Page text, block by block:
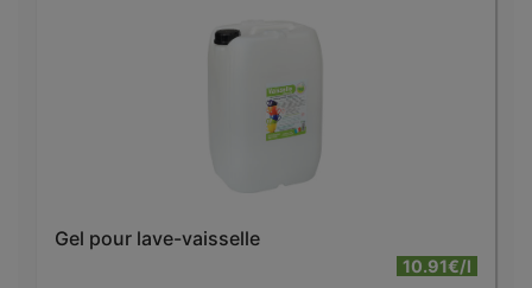
Gel pour lave-vaisselle
10.91€/l